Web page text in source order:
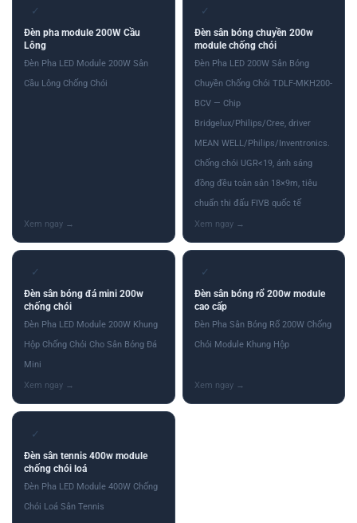
✓
Đèn pha module 200W Cầu
Lông
Đèn Pha LED Module 200W Sân
Cầu Lông Chống Chói
✓
Đèn sân bóng chuyền 200w
module chống chói
Đèn Pha LED 200W Sân Bóng
Chuyền Chống Chói TDLF-MKH200-
BCV — Chip
Bridgelux/Philips/Cree, driver
MEAN WELL/Philips/Inventronics.
Chống chói UGR<19, ánh sáng
đồng đều toàn sân 18×9m, tiêu
chuẩn thi đấu FIVB quốc tế
✓
Đèn sân bóng đá mini 200w
chống chói
Đèn Pha LED Module 200W Khung
Hộp Chống Chói Cho Sân Bóng Đá
Mini
✓
Đèn sân bóng rổ 200w module
cao cấp
Đèn Pha Sân Bóng Rổ 200W Chống
Chói Module Khung Hộp
✓
Đèn sân tennis 400w module
chống chói loá
Đèn Pha LED Module 400W Chống
Chói Loá Sân Tennis